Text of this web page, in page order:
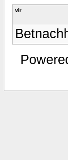
vir